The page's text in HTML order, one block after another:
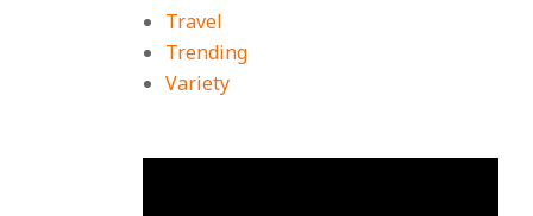
Travel
Trending
Variety